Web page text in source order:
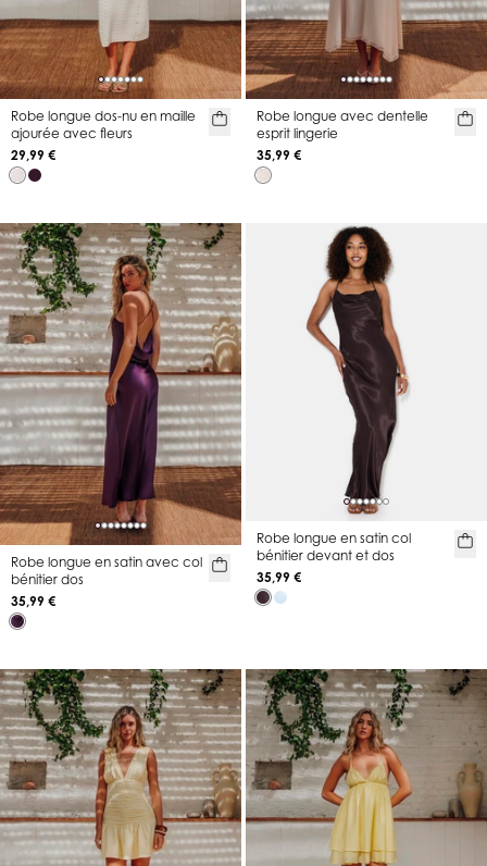
Robe longue dos-nu en maille
ajourée avec fleurs
29,99 €
Robe longue avec dentelle
esprit lingerie
35,99 €
Robe longue en satin avec col
bénitier dos
35,99 €
Robe longue en satin col
bénitier devant et dos
35,99 €